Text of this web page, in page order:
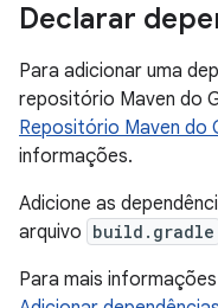
Declarar
Para adicionar uma
repositório Maven do
Repositório Maven do
informações.
Adicione as
arquivo build.gradle
Para mais